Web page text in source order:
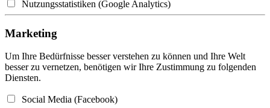
Nutzungsstatistiken (Google Analytics)
Marketing
Um Ihre Bedürfnisse besser verstehen zu können und Ihre Welt
besser zu vernetzen, benötigen wir Ihre Zustimmung zu folgenden
Diensten.
Social Media (Facebook)